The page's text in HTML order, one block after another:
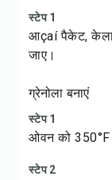
स्टेप 1
आçaí पैकेट,
जाए।
ग्रेनोला बनाएं
स्टेप 1
ओवन को 350°F
स्टेप 2